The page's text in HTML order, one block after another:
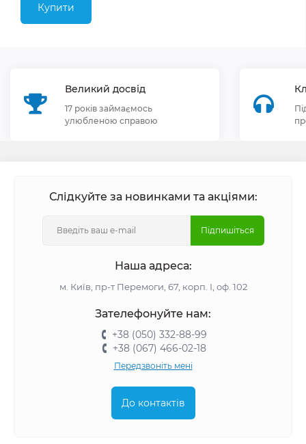
Купити
Великий досвід
17 років займаємось
улюбленою справою
Слідкуйте за новинками та акціями:
Підпишіться
Наша адреса:
м. Київ, пр-т Перемоги, 67, корп. І, оф. 102
Зателефонуйте нам:
+38 (050) 332-88-99
+38 (067) 466-02-18
Передзвоніть мені
До контактів